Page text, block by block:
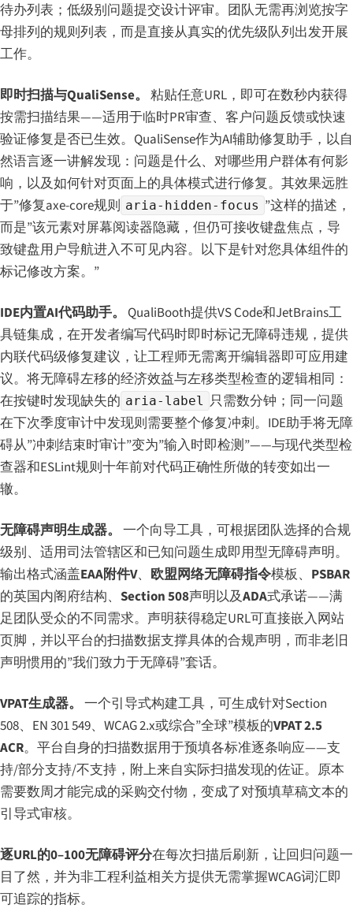
待办列表；低级别问题提交设计评审。团队无需再浏览按字
母排列的规则列表，而是直接从真实的优先级队列出发开展
工作。
即时扫描与QualiSense。 粘贴任意URL，即可在数秒内获得
按需扫描结果——适用于临时PR审查、客户问题反馈或快速
验证修复是否已生效。QualiSense作为AI辅助修复助手，以自
然语言逐一讲解发现：问题是什么、对哪些用户群体有何影
响，以及如何针对页面上的具体模式进行修复。其效果远胜
于”修复axe-core规则 aria-hidden-focus ”这样的描述，
而是”该元素对屏幕阅读器隐藏，但仍可接收键盘焦点，导
致键盘用户导航进入不可见内容。以下是针对您具体组件的
标记修改方案。”
IDE内置AI代码助手。
QualiBooth提供VS Code和JetBrains工
具链集成，在开发者编写代码时即时标记无障碍违规，提供
内联代码级修复建议，让工程师无需离开编辑器即可应用建
议。将无障碍左移的经济效益与左移类型检查的逻辑相同：
在按键时发现缺失的 aria-label 只需数分钟；同一问题
在下次季度审计中发现则需要整个修复冲刺。IDE助手将无障
碍从”冲刺结束时审计”变为”输入时即检测”——与现代类型检
查器和ESLint规则十年前对代码正确性所做的转变如出一
辙。
无障碍声明生成器。 一个向导工具，可根据团队选择的合规
级别、适用司法管辖区和已知问题生成即用型无障碍声明。
输出格式涵盖EAA附件V、 欧盟网络无障碍指令模板、 PSBAR
的英国内阁府结构、 Section 508声明以及ADA式承诺——满
足团队受众的不同需求。声明获得稳定URL可直接嵌入网站
页脚，并以平台的扫描数据支撑具体的合规声明，而非老旧
声明惯用的”我们致力于无障碍”套话。
VPAT生成器。 一个引导式构建工具，可生成针对Section
508、EN 301 549、WCAG 2.x或综合”全球”模板的VPAT 2.5
ACR。平台自身的扫描数据用于预填各标准逐条响应——支
持/部分支持/不支持，附上来自实际扫描发现的佐证。原本
需要数周才能完成的采购交付物，变成了对预填草稿文本的
引导式审核。
逐URL的0–100无障碍评分在每次扫描后刷新，让回归问题一
目了然，并为非工程利益相关方提供无需掌握WCAG词汇即
可追踪的指标。